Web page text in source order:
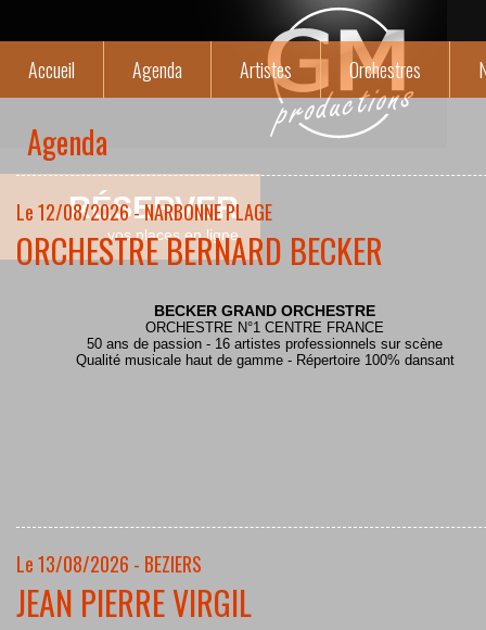
RÉSERVER
vos places en ligne
Accueil Agenda Artistes Orchestres
Agenda
Le 12/08/2026 - NARBONNE PLAGE
ORCHESTRE BERNARD BECKER
BECKER GRAND ORCHESTRE
ORCHESTRE N°1 CENTRE FRANCE
50 ans de passion - 16 artistes professionnels sur scène
Qualité musicale haut de gamme - Répertoire 100% dansant
Le 13/08/2026 - BEZIERS
JEAN PIERRE VIRGIL